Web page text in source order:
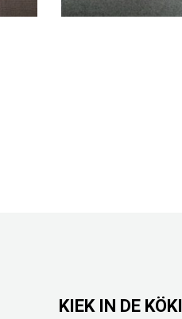
KIEK IN DE KÖKI